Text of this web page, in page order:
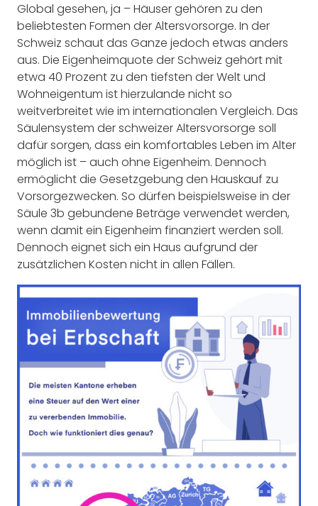
Global gesehen, ja – Häuser gehören zu den
beliebtesten Formen der Altersvorsorge. In der
Schweiz schaut das Ganze jedoch etwas anders
aus. Die Eigenheimquote der Schweiz gehört mit
etwa 40 Prozent zu den tiefsten der Welt und
Wohneigentum ist hierzulande nicht so
weitverbreitet wie im internationalen Vergleich. Das
Säulensystem der schweizer Altersvorsorge soll
dafür sorgen, dass ein komfortables Leben im Alter
möglich ist – auch ohne Eigenheim. Dennoch
ermöglicht die Gesetzgebung den Hauskauf zu
Vorsorgezwecken. So dürfen beispielsweise in der
Säule 3b gebundene Beträge verwendet werden,
wenn damit ein Eigenheim finanziert werden soll.
Dennoch eignet sich ein Haus aufgrund der
zusätzlichen Kosten nicht in allen Fällen.